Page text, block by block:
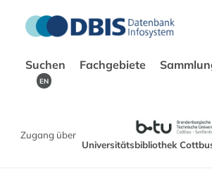
Suchen Fachgebiete
EN
Zugang über
Universitätsbibliothek